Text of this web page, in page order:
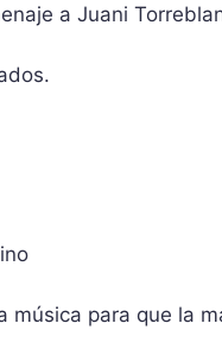
a Juani
música para que la